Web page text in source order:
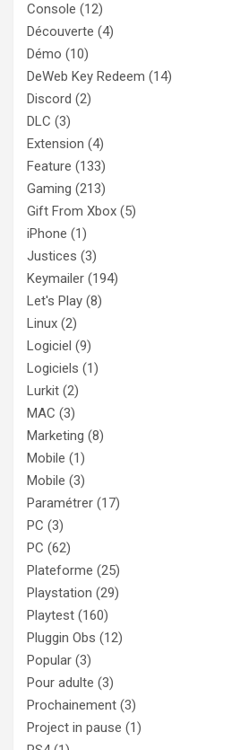
Console (12)
Découverte (4)
Démo (10)
DeWeb Key Redeem (14)
Discord (2)
DLC (3)
Extension (4)
Feature (133)
Gaming (213)
Gift From Xbox (5)
iPhone (1)
Justices (3)
Keymailer (194)
Let's Play (8)
Linux (2)
Logiciel (9)
Logiciels (1)
Lurkit (2)
MAC (3)
Marketing (8)
Mobile (1)
Mobile (3)
Paramétrer (17)
PC (3)
PC (62)
Plateforme (25)
Playstation (29)
Playtest (160)
Pluggin Obs (12)
Popular (3)
Pour adulte (3)
Prochainement (3)
Project in pause (1)